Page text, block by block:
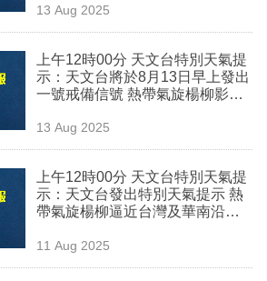
13 Aug 2025
上午12時00分 天文台特別天氣提
示：天文台將於8月13日早上發出
一號戒備信號 熱帶氣旋楊柳影響
13 Aug 2025
上午12時00分 天文台特別天氣提
示：天文台發出特別天氣提示 熱
帶氣旋楊柳逼近台灣及華南沿岸
11 Aug 2025